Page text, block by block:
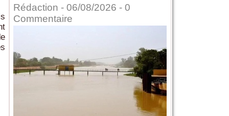
Rédaction - 06/08/2026 - 0
Commentaire